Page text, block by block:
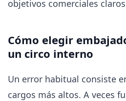
objetivos comerciales
Cómo elegir
un circo interno
Un error habitual consiste
cargos más altos. A veces